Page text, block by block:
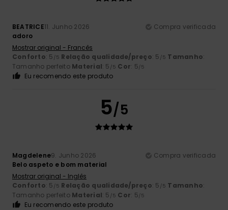
BEATRICE11. Junho 2026
Compra verificada
adoro
Mostrar original - Francês
Conforto: 5 /5 Relação qualidade/preço: 5 /5 Tamanho:
Tamanho perfeito Material: 5 /5 Cor: 5/5
Eu recomendo este produto
5/5
Magdelene9. Junho 2026
Compra verificada
Belo aspeto e bom material
Mostrar original - Inglês
Conforto: 5 /5 Relação qualidade/preço: 5 /5 Tamanho:
Tamanho perfeito Material: 5 /5 Cor: 5/5
Eu recomendo este produto